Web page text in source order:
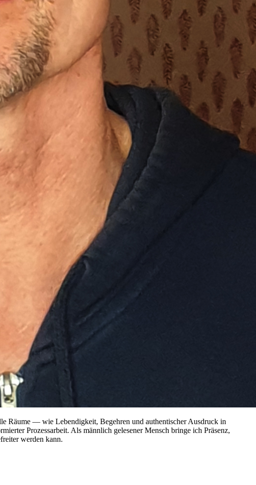
Räume — wie Lebendigkeit, Begehren und authentischer Ausdruck in
Prozessarbeit. Als männlich gelesener Mensch bringe ich Präsenz,
werden kann.